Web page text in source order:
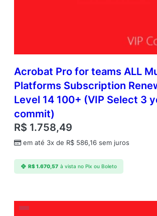
Acrobat Pro for teams ALL
Platforms Subscription
Level 14 100+ (VIP Select 3
commit)
R$ 1.758,49
em até 3x de R$ 586,16 sem juros
R$1.670,57 à vista no Pix ou Boleto